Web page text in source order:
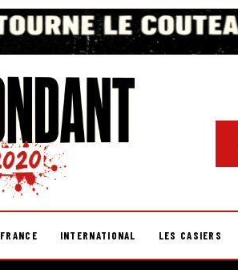
FRANCE INTERNATIONAL LES CASIERS